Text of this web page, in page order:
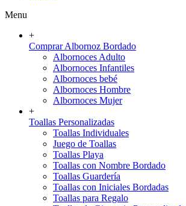
Menu
+
Comprar Albornoz Bordado
Albornoces Adulto
Albornoces Infantiles
Albornoces bebé
Albornoces Hombre
Albornoces Mujer
+
Toallas Personalizadas
Toallas Individuales
Juego de Toallas
Toallas Playa
Toallas con Nombre Bordado
Toallas Guardería
Toallas con Iniciales Bordadas
Toallas para Regalo